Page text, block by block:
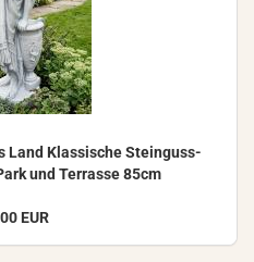
Land Klas­si­sche Steinguss-​
und Ter­ras­se 85cm
EUR